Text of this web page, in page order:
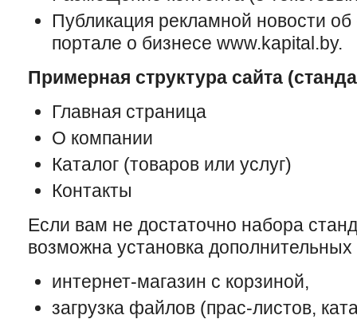
Публикация рекламной новости
портале о бизнесе www.kapital.by.
Примерная структура сайта
Главная страница
О компании
Каталог (товаров или услуг)
Контакты
Если вам не достаточно набора
возможна установка
интернет-магазин с корзиной,
загрузка файлов (прас-листов,